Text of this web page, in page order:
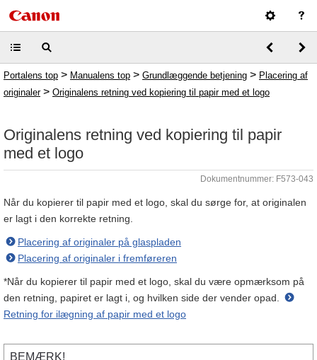
Portalens top > Manualens top > Grundlæggende betjening > Placering af
originaler> Originalens retning ved kopiering til papir med et logo
Originalens retning ved kopiering til papir
med et logo
Dokumentnummer: F573-043
Når du kopierer til papir med et logo, skal du sørge for, at originalen
er lagt i den korrekte retning.
Placering af originaler på glaspladen
Placering af originaler i fremføreren
*Når du kopierer til papir med et logo, skal du være opmærksom på
den retning, papiret er lagt i, og hvilken side der vender opad.
Retning for ilægning af papir med et logo
BEMÆRK!